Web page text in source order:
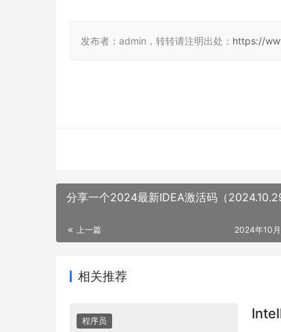
发布者：admin，转转请注明出处： https://
分享一个2024最新IDEA激活码（2024.10.29
上一篇 2024年10
相关推荐
程序员